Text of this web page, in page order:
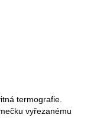
termografie.
vyřezanému